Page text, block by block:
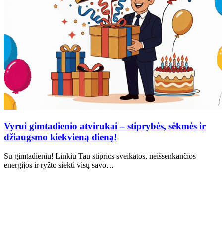
Vyrui gimtadienio atvirukai – stiprybės, sėkmės ir
džiaugsmo kiekvieną dieną!
Su gimtadieniu! Linkiu Tau stiprios sveikatos, neišsenkančios
energijos ir ryžto siekti visų savo…